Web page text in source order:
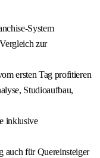
System
zur
ersten Tag profitieren
Studioaufbau,
inklusive
auch für Quereinsteiger